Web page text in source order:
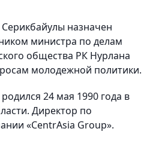
назначен
министра по делам
общества РК Нурлана
молодежной политики.
24 мая 1990 года в
Директор по
«CentrAsia Group».